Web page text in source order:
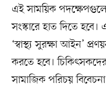
এই সাময়িক
সংস্কারে হাত দিতে
‘স্বাস্থ্য সুরক্ষা আইন’
করতে হবে।
সামাজিক পরিচয়